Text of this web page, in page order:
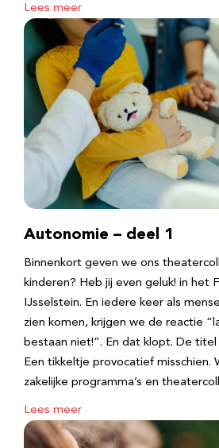
Lees meer
Autonomie – deel 1
Binnenkort geven we ons
kinderen? Heb jij even geluk! in het
IJsselstein. En iedere keer als
zien komen, krijgen we de reactie
bestaan niet!”. En dat klopt. De
Een tikkeltje provocatief misschien.
zakelijke programma’s en
Lees meer